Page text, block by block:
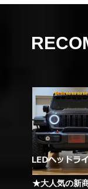
★大人気の新